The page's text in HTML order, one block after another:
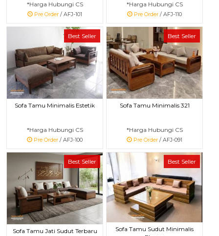
*Harga Hubungi CS
Pre Order / AFJ-101
*Harga Hubungi CS
Pre Order / AFJ-110
Best Seller
Sofa Tamu Minimalis Estetik
*Harga Hubungi CS
Pre Order / AFJ-100
Best Seller
Sofa Tamu Minimalis 321
*Harga Hubungi CS
Pre Order / AFJ-091
Best Seller
Sofa Tamu Jati Sudut Terbaru
Best Seller
Sofa Tamu Sudut Minimalis